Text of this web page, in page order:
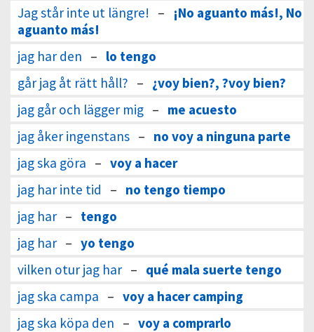
Jag står inte ut längre! –
¡No aguanto más!, No
aguanto más!
jag har den – lo tengo
går jag åt rätt håll? – ¿voy bien?, ?voy bien?
jag går och lägger mig – me acuesto
jag åker ingenstans – no voy a ninguna parte
jag ska göra – voy a hacer
jag har inte tid
– no tengo tiempo
jag har – tengo
jag har – yo tengo
vilken otur jag har – qué mala suerte tengo
jag ska campa – voy a hacer camping
jag ska köpa den – voy a comprarlo